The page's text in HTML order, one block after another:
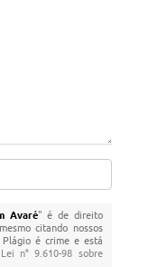
Avaré" é de direito
citando nossos
é crime e está
Lei n° 9.610-98 sobre